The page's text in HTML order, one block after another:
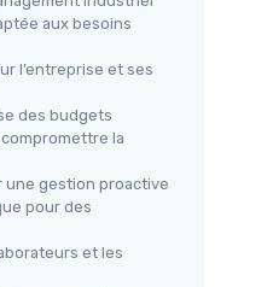
aux besoins
l’entreprise et ses
des budgets
la
une gestion proactive
pour des
et les